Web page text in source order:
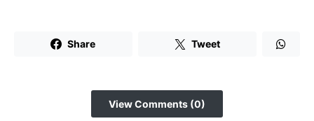
Share Tweet
View Comments (0)